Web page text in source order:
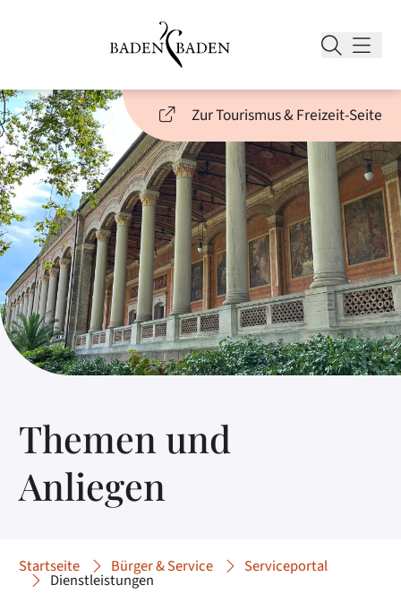
Zur Tourismus & Freizeit-Seite
Themen und
Anliegen
Startseite Bürger & Service Serviceportal
Dienstleistungen